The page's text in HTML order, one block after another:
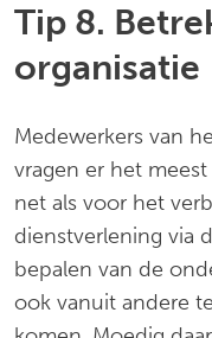
Tip 8.
organisatie
Medewerkers van
vragen er het
net als voor het
dienstverlening via
bepalen van de
ook vanuit andere